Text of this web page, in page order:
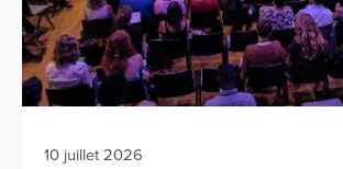
10 juillet 2026